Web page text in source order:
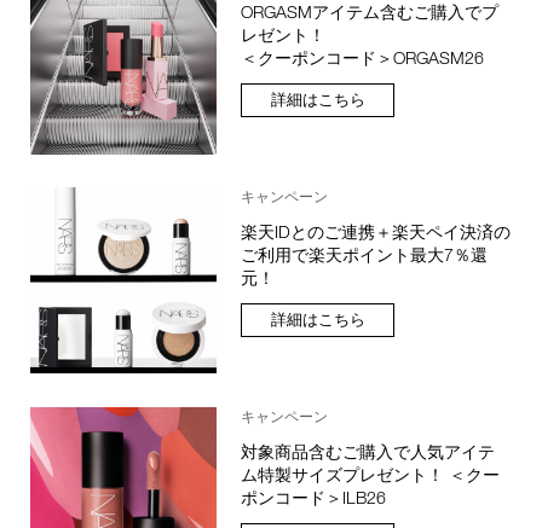
ORGASMアイテム含むご購入でプ
レゼント！
＜クーポンコード＞ORGASM26
詳細はこちら
キャンペーン
楽天IDとのご連携＋楽天ペイ決済の
ご利用で楽天ポイント最大7％還
元！
詳細はこちら
キャンペーン
対象商品含むご購入で人気アイテ
ム特製サイズプレゼント！ ＜クー
ポンコード＞ILB26